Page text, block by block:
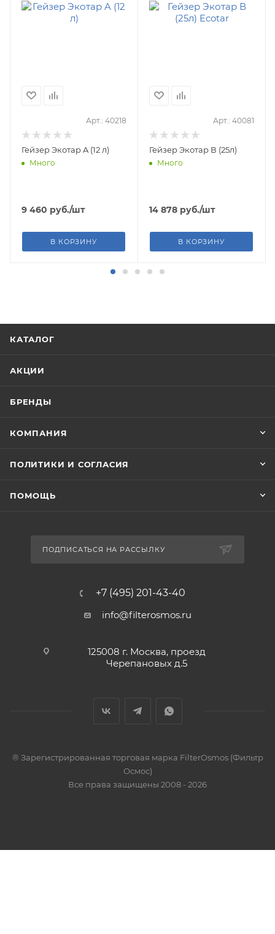
Арт.: 40218
Гейзер Экотар A (12 л)
Много
9 460 руб./шт
В КОРЗИНУ
Арт.: 40081
Гейзер Экотар В (25л)
Много
14 878 руб./шт
В КОРЗИНУ
КАТАЛОГ
АКЦИИ
БРЕНДЫ
КОМПАНИЯ
ПОЛИТИКИ И СОГЛАСИЯ
ПОМОЩЬ
ПОДПИСАТЬСЯ НА РАССЫЛКУ
+7 (495) 201-43-40
info@filterosmos.ru
125008 г. Москва, проезд
Черепановых д.5
® Зарегистрированная торговая марка FilterOsmos (Фильтр
Осмос)
Все права защищены 2008 - 2026